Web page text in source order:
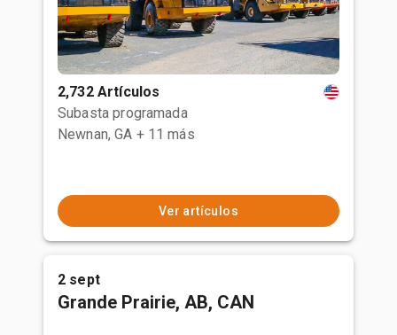
2,732 Artículos
Subasta programada
Newnan, GA + 11 más
Ver artículos
2 sept
Grande Prairie, AB, CAN